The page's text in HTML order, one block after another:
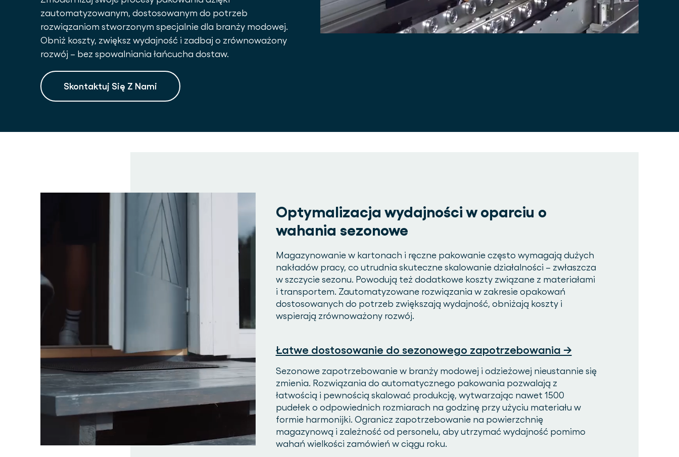
zautomatyzowanym, dostosowanym do potrzeb
rozwiązaniom stworzonym specjalnie dla branży modowej.
Obniż koszty, zwiększ wydajność i zadbaj o zrównoważony
rozwój – bez spowalniania łańcucha dostaw.
Skontaktuj Się Z Nami
Optymalizacja wydajności w oparciu o
wahania sezonowe
Magazynowanie w kartonach i ręczne pakowanie często wymagają dużych
nakładów pracy, co utrudnia skuteczne skalowanie działalności – zwłaszcza
w szczycie sezonu. Powodują też dodatkowe koszty związane z materiałami
i transportem. Zautomatyzowane rozwiązania w zakresie opakowań
dostosowanych do potrzeb zwiększają wydajność, obniżają koszty i
wspierają zrównoważony rozwój.
Łatwe dostosowanie do sezonowego zapotrzebowania →
Sezonowe zapotrzebowanie w branży modowej i odzieżowej nieustannie się
zmienia. Rozwiązania do automatycznego pakowania pozwalają z
łatwością i pewnością skalować produkcję, wytwarzając nawet 1500
pudełek o odpowiednich rozmiarach na godzinę przy użyciu materiału w
formie harmonijki. Ogranicz zapotrzebowanie na powierzchnię
magazynową i zależność od personelu, aby utrzymać wydajność pomimo
wahań wielkości zamówień w ciągu roku.